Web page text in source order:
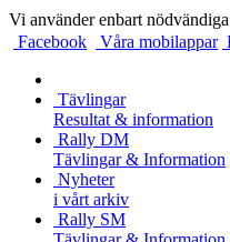
Vi använder enbart
Facebook Våra mobilappar
Tävlingar
Resultat & information
Rally DM
Tävlingar & Information
Nyheter
i vårt arkiv
Rally SM